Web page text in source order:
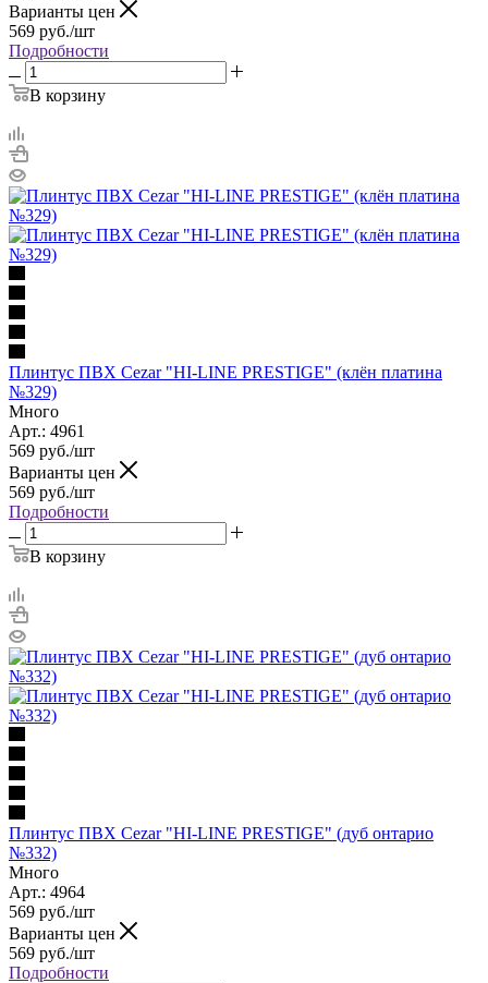
Варианты цен
569 руб./шт
Подробности
В корзину
Плинтус ПВХ Cezar "HI-LINE PRESTIGE" (клён платина
№329)
Много
Арт.: 4961
569 руб./шт
Варианты цен
569 руб./шт
Подробности
В корзину
Плинтус ПВХ Cezar "HI-LINE PRESTIGE" (дуб онтарио
№332)
Много
Арт.: 4964
569 руб./шт
Варианты цен
569 руб./шт
Подробности